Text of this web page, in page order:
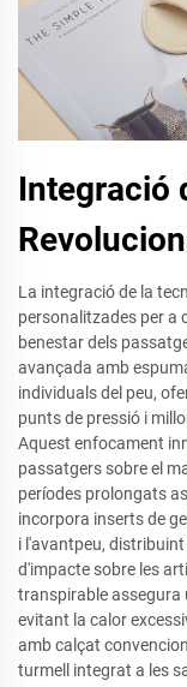
Integració
La integració de la
personalitzades per a
benestar dels
avançada amb
individuals del peu,
punts de pressió i
Aquest enfocament
passatgers sobre el
períodes prolongats
incorpora inserts de
i l'avantpeu,
d'impacte sobre les
transpirable assegura
evitant la calor
amb calçat
turmell integrat a les